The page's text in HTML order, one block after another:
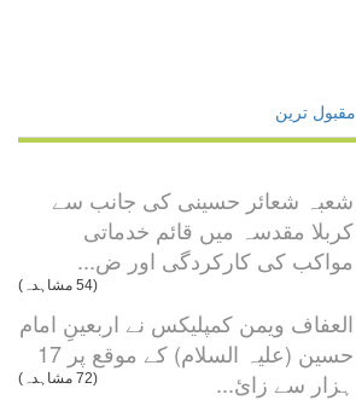
مقبول ترین
شعبہ شعائر حسینی کی جانب سے
کربلا مقدسہ میں قائم خدماتی
مواکب کی کارکردگی اور ض...
(54 مشاہدہ)
العفاف ویمن کمپلیکس نے اربعینِ امام
حسین (علیہ السلام) کے موقع پر 17
ہزار سے زائ...
(72 مشاہدہ)